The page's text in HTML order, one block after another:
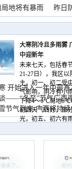
地将有暴雨
昨日
大寒阴冷且多雨雾
中迎新年
未来七天，包括春
21-27日），我区以
主，初一、初二受
气影响，阴冷有小
下降4～6℃局地8℃
初四天气转好，部
光，初五、初六有
开始进入一年中最
——“冬至”节气广西
节气到来 广西将持